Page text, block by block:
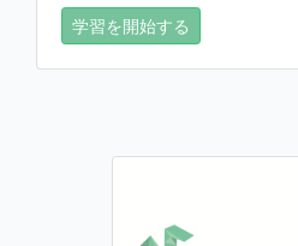
学習を開始する